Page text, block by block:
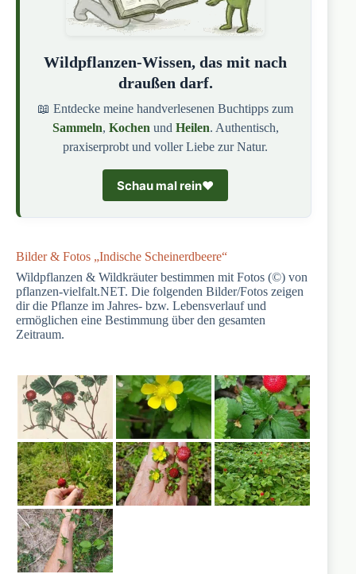
Wildpflanzen-Wissen, das mit nach
draußen darf.
📖 Entdecke meine handverlesenen Buchtipps zum
Sammeln, Kochen und Heilen. Authentisch,
praxiserprobt und voller Liebe zur Natur.
Schau mal rein❤️
Bilder & Fotos „Indische Scheinerdbeere“
Wildpflanzen & Wildkräuter bestimmen mit Fotos (©) von
pflanzen-vielfalt.NET. Die folgenden Bilder/Fotos zeigen
dir die Pflanze im Jahres- bzw. Lebensverlauf und
ermöglichen eine Bestimmung über den gesamten
Zeitraum.